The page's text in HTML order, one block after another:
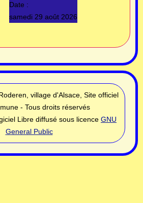
Date :
samedi 29 août 2026
village d'Alsace, Site officiel
- Tous droits réservés
Libre diffusé sous licence GNU
General Public